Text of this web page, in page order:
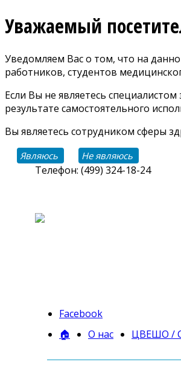
Уважаемый
Уведомляем Вас о том, что на
работников, студентов
Если Вы не являетесь
результате самостоятельного
Вы являетесь сотрудником сферы
Являюсь Не являюсь
Телефон: (499) 324-18-24
Facebook
🏠 О нас ЦВЕШО /